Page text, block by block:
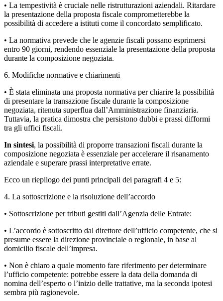
• La tempestività è cruciale nelle ristrutturazioni aziendali. Ritardare
la presentazione della proposta fiscale comprometterebbe la
possibilità di accedere a istituti come il concordato semplificato.
• La normativa prevede che le agenzie fiscali possano esprimersi
entro 90 giorni, rendendo essenziale la presentazione della proposta
durante la composizione negoziata.
6. Modifiche normative e chiarimenti
• È stata eliminata una proposta normativa per chiarire la possibilità
di presentare la transazione fiscale durante la composizione
negoziata, ritenuta superflua dall’Amministrazione finanziaria.
Tuttavia, la pratica dimostra che persistono dubbi e prassi difformi
tra gli uffici fiscali.
In sintesi, la possibilità di proporre transazioni fiscali durante la
composizione negoziata è essenziale per accelerare il risanamento
aziendale e superare prassi interpretative errate.
Ecco un riepilogo dei punti principali dei paragrafi 4 e 5:
4. La sottoscrizione e la risoluzione dell’accordo
• Sottoscrizione per tributi gestiti dall’Agenzia delle Entrate:
• L’accordo è sottoscritto dal direttore dell’ufficio competente, che si
presume essere la direzione provinciale o regionale, in base al
domicilio fiscale dell’impresa.
• Non è chiaro a quale momento fare riferimento per determinare
l’ufficio competente: potrebbe essere la data della domanda di
nomina dell’esperto o l’inizio delle trattative, ma la seconda ipotesi
sembra più ragionevole.